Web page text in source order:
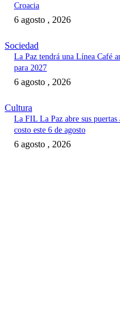
Croacia
6 agosto , 2026
Sociedad
La Paz tendrá una Línea Café
para 2027
6 agosto , 2026
Cultura
La FIL La Paz abre sus
costo este 6 de agosto
6 agosto , 2026